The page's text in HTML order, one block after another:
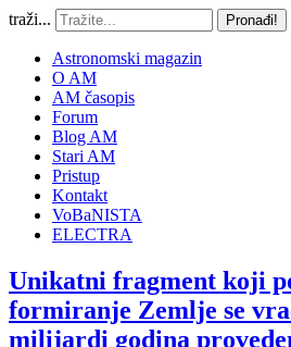
traži... Pronađi!
Astronomski magazin
O AM
AM časopis
Forum
Blog AM
Stari AM
Pristup
Kontakt
VoBaNISTA
ELECTRA
Unikatni fragment koji
formiranje Zemlje se
milijardi godina